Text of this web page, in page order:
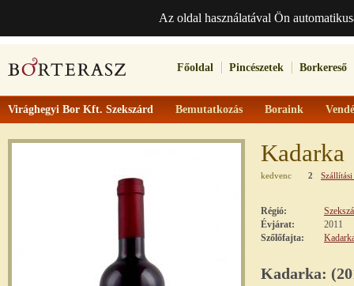
Az oldal használatával Ön
Főoldal Pincészetek Borkereső
Virághegyi Bor Kft. Szekszárd Bemutatkozás Boraink
Kadarka
kedvenc 2
Régió:
Évjárat:
2011
Szőlőfajta:
Kadarka: